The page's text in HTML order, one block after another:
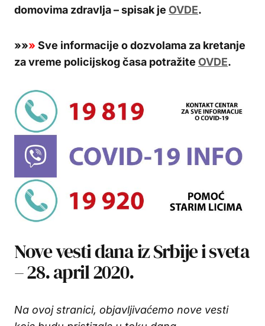
domovima zdravlja – spisak je OVDE.
»»» Sve informacije o dozvolama za kretanje
za vreme policijskog časa potražite OVDE.
Nove vesti dana iz Srbije i sveta
– 28. april 2020.
Na ovoj stranici, objavljivaćemo nove vesti